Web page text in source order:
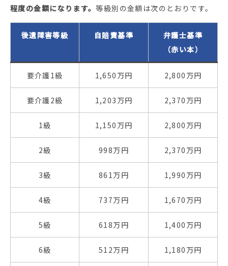
程度の金額になります。等級別の金額は次のとおりです。
後遺障害等級 自賠責基準
弁護士基準
（赤い本）
要介護1級 1,650万円 2,800万円
要介護2級 1,203万円 2,370万円
1級 1,150万円 2,800万円
2級 998万円 2,370万円
3級 861万円 1,990万円
4級 737万円 1,670万円
5級 618万円 1,400万円
6級 512万円 1,180万円